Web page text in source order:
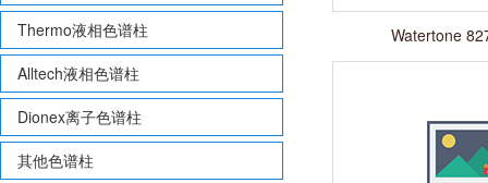
Thermo液相色谱柱
Alltech液相色谱柱
Dionex离子色谱柱
其他色谱柱
Watertone